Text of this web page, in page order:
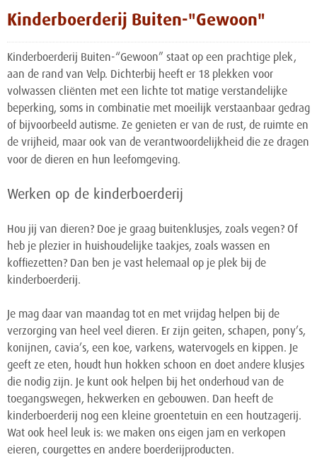
Kinderboerderij Buiten-"Gewoon"
Kinderboerderij Buiten-“Gewoon” staat op een prachtige plek,
aan de rand van Velp. Dichterbij heeft er 18 plekken voor
volwassen cliënten met een lichte tot matige verstandelijke
beperking, soms in combinatie met moeilijk verstaanbaar gedrag
of bijvoorbeeld autisme. Ze genieten er van de rust, de ruimte en
de vrijheid, maar ook van de verantwoordelijkheid die ze dragen
voor de dieren en hun leefomgeving.
Werken op de kinderboerderij
Hou jij van dieren? Doe je graag buitenklusjes, zoals vegen? Of
heb je plezier in huishoudelijke taakjes, zoals wassen en
koffiezetten? Dan ben je vast helemaal op je plek bij de
kinderboerderij.
Je mag daar van maandag tot en met vrijdag helpen bij de
verzorging van heel veel dieren. Er zijn geiten, schapen, pony’s,
konijnen, cavia’s, een koe, varkens, watervogels en kippen. Je
geeft ze eten, houdt hun hokken schoon en doet andere klusjes
die nodig zijn. Je kunt ook helpen bij het onderhoud van de
toegangswegen, hekwerken en gebouwen. Dan heeft de
kinderboerderij nog een kleine groentetuin en een houtzagerij.
Wat ook heel leuk is: we maken ons eigen jam en verkopen
eieren, courgettes en andere boerderijproducten.